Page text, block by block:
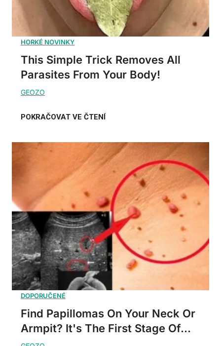
This Simple Trick Removes All
Parasites From Your Body!
Find Papillomas On Your Neck Or
Armpit? It's The First Stage Of...